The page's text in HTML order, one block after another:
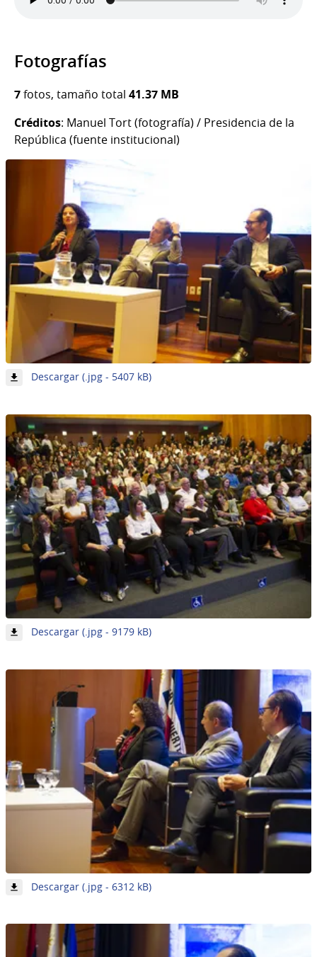
Fotografías
7fotos, tamaño total 41.37 MB
Créditos: Manuel Tort (fotografía) / Presidencia de la
República (fuente institucional)
Descargar (.jpg - 5407 kB)-
de
7
Descargar (.jpg - 9179 kB)-
de
7
Descargar (.jpg - 6312 kB)-
de